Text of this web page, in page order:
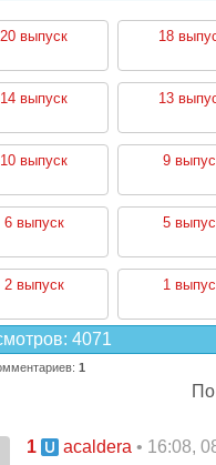
20 выпуск 18
14 выпуск 13
10 выпуск 9
6 выпуск 5
2 выпуск 1
: 4071
: 1
1 acaldera • 16:08,